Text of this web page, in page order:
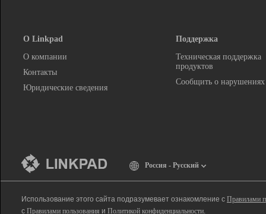
О Linkpad
О компании
Контакты
Юридические сведения
Поддержка
Техническая поддержка
продуктов
Сообщить о нарушениях
Россия - Русский
Использование этого сайта подразумевает ознакомление с Правилами
с Правилами пользования и Политикой конфиденциальности.